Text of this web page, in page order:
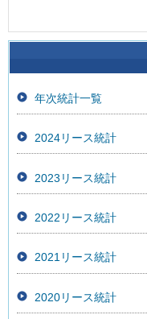
年次統計一覧
2024リース統計
2023リース統計
2022リース統計
2021リース統計
2020リース統計